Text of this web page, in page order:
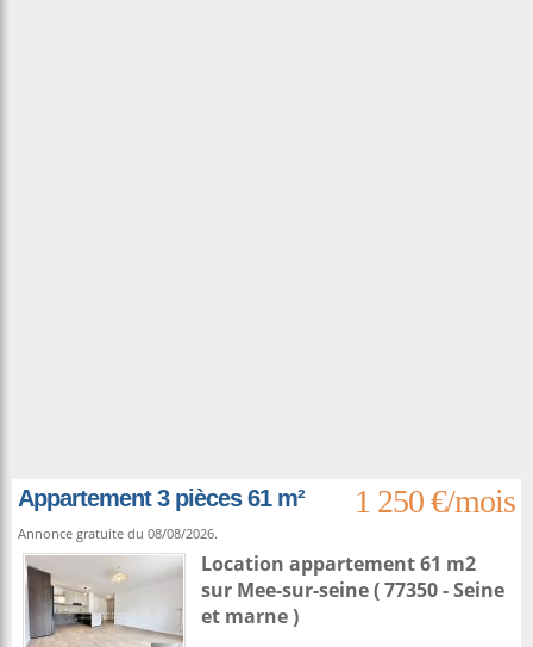
Appartement 3 pièces 61 m² 1 250 €/mois
Annonce gratuite du 08/08/2026.
Location appartement 61 m2
sur Mee-sur-seine( 77350 - Seine
et marne )